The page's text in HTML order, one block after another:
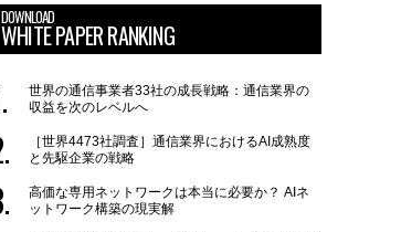
DOWNLOAD
WHITE PAPER RANKING
世界の通信事業者33社の成長戦略：通信業界の
収益を次のレベルへ
［世界4473社調査］通信業界におけるAI成熟度
と先駆企業の戦略
高価な専用ネットワークは本当に必要か？ AIネ
ットワーク構築の現実解